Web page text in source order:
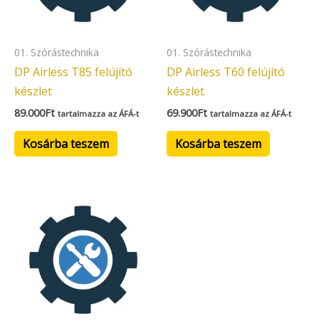
01. Szórástechnika
DP Airless T85 felújító
készlet
89.000Ft tartalmazza az ÁFÁ-t
Kosárba teszem
01. Szórástechnika
DP Airless T60 felújító
készlet
69.900Ft tartalmazza az ÁFÁ-t
Kosárba teszem